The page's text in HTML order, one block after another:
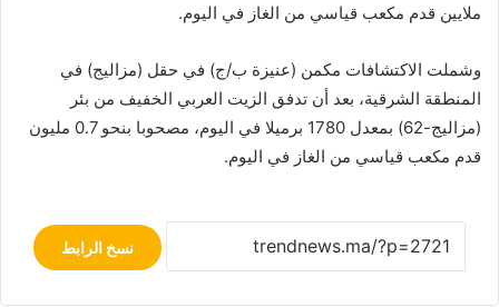
ملايين قدم مكعب قياسي من الغاز في اليوم.
وشملت الاكتشافات مكمن (عنيزة ب/ج) في حقل (مزاليج) في
المنطقة الشرقية، بعد أن تدفق الزيت العربي الخفيف من بئر
(مزاليج-62) بمعدل 1780 برميلا في اليوم، مصحوبا بنحو 0.7 مليون
قدم مكعب قياسي من الغاز في اليوم.
نسخ الرابط